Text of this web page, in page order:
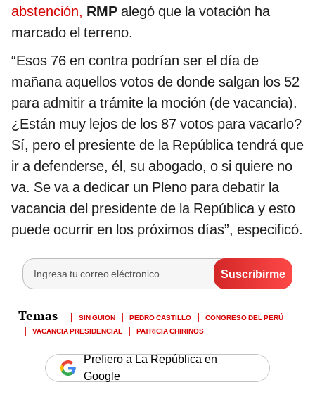
abstención, RMP alegó que la votación ha
marcado el terreno.
“Esos 76 en contra podrían ser el día de
mañana aquellos votos de donde salgan los 52
para admitir a trámite la moción (de vacancia).
¿Están muy lejos de los 87 votos para vacarlo?
Sí, pero el presiente de la República tendrá que
ir a defenderse, él, su abogado, o si quiere no
va. Se va a dedicar un Pleno para debatir la
vacancia del presidente de la República y esto
puede ocurrir en los próximos días”, especificó.
SIN GUION PEDRO CASTILLO
CONGRESO DEL PERÚ
VACANCIA PRESIDENCIAL
PATRICIA CHIRINOS
Prefiero a La República en
Google